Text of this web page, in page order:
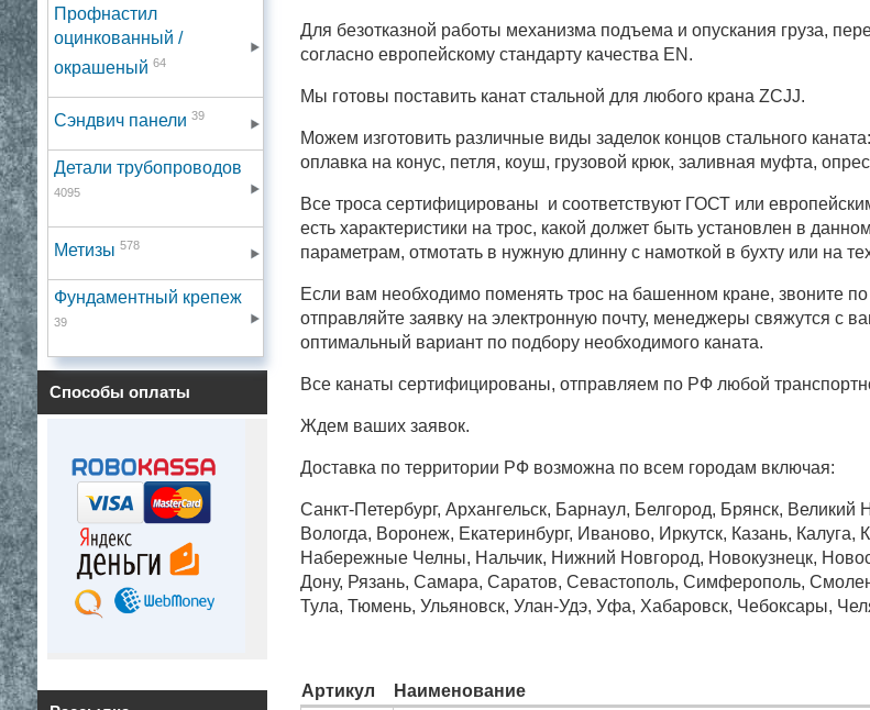
Профнастил
оцинкованный /
окрашеный 64
Сэндвич панели 39
Детали трубопроводов
4095
Метизы 578
Фундаментный крепеж
39
Способы оплаты
Для безотказной работы механизма подъема и опускания груза,
согласно европейскому стандарту качества EN.
Мы готовы поставить канат стальной для любого крана ZCJJ.
Можем изготовить различные виды заделок концов стального каната:
оплавка на конус, петля, коуш, грузовой крюк, заливная муфта,
Все троса сертифицированы и соответствуют ГОСТ или
есть характеристики на трос, какой должет быть установлен в
параметрам, отмотать в нужную длинну с намоткой в бухту или на
Если вам необходимо поменять трос на башенном кране, звоните
отправляйте заявку на электронную почту, менеджеры свяжутся с
оптимальный вариант по подбору необходимого каната.
Все канаты сертифицированы, отправляем по РФ любой
Ждем ваших заявок.
Доставка по территории РФ возможна по всем городам включая:
Санкт-Петербург, Архангельск, Барнаул, Белгород, Брянск,
Вологда, Воронеж, Екатеринбург, Иваново, Иркутск, Казань,
Набережные Челны, Нальчик, Нижний Новгород, Новокузнецк,
Дону, Рязань, Самара, Саратов, Севастополь, Симферополь,
Тула, Тюмень, Ульяновск, Улан-Удэ, Уфа, Хабаровск, Чебоксары,
Артикул Наименование